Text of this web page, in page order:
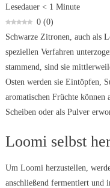
Lesedauer < 1 Minute
0 (0)
Schwarze Zitronen, auch als
speziellen Verfahren
stammend, sind sie
Osten werden sie Eintöpfen,
aromatischen Früchte
Scheiben oder als Pulver
Loomi selbst
Um Loomi herzustellen,
anschließend fermentiert und